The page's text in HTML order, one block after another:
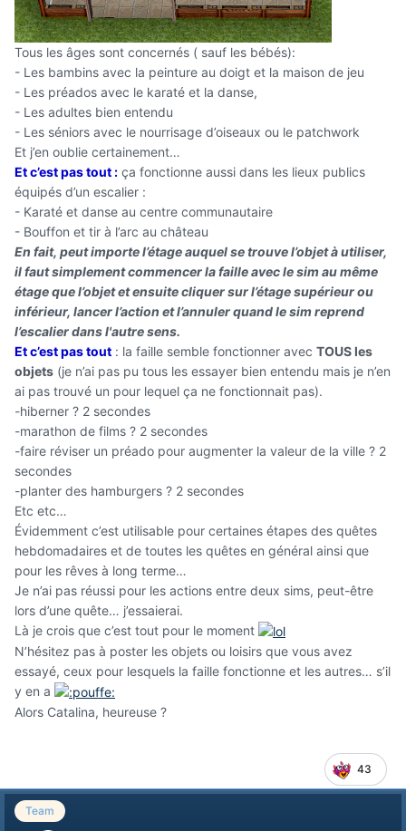
Tous les âges sont concernés ( sauf les bébés):
- Les bambins avec la peinture au doigt et la maison de jeu
- Les préados avec le karaté et la danse,
- Les adultes bien entendu
- Les séniors avec le nourrisage d’oiseaux ou le patchwork
Et j’en oublie certainement…
Et c’est pas tout : ça fonctionne aussi dans les lieux publics
équipés d’un escalier :
- Karaté et danse au centre communautaire
- Bouffon et tir à l’arc au château
En fait, peut importe l’étage auquel se trouve l’objet à utiliser,
il faut simplement commencer la faille avec le sim au même
étage que l’objetet ensuite cliquer sur l’étage supérieur ou
inférieur, lancer l’action et l’annuler quand le sim reprend
l’escalier dans l'autre sens.
Et c’est pas tout : la faille semble fonctionner avec TOUS les
objets (je n’ai pas pu tous les essayer bien entendu mais je n’en
ai pas trouvé un pour lequel ça ne fonctionnait pas).
-hiberner ? 2 secondes
-marathon de films ? 2 secondes
-faire réviser un préado pour augmenter la valeur de la ville ? 2
secondes
-planter des hamburgers ? 2 secondes
Etc etc…
Évidemment c’est utilisable pour certaines étapes des quêtes
hebdomadaires et de toutes les quêtes en général ainsi que
pour les rêves à long terme…
Je n’ai pas réussi pour les actions entre deux sims, peut-être
lors d’une quête… j’essaierai.
Là je crois que c’est tout pour le moment
N’hésitez pas à poster les objets ou loisirs que vous avez
essayé, ceux pour lesquels la faille fonctionne et les autres… s’il
y en a
Alors Catalina, heureuse ?
43
Team